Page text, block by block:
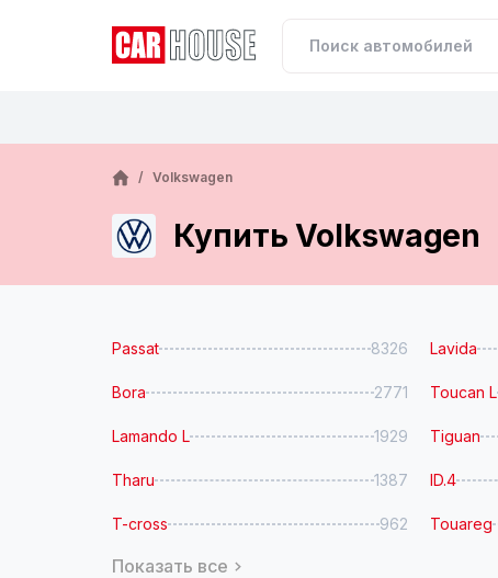
/ Volkswagen
Купить Volkswagen
Passat 8326 Lavida
Bora 2771 Toucan L
Lamando L 1929 Tiguan
Tharu 1387 ID.4
T-cross 962 Touareg
Показать все